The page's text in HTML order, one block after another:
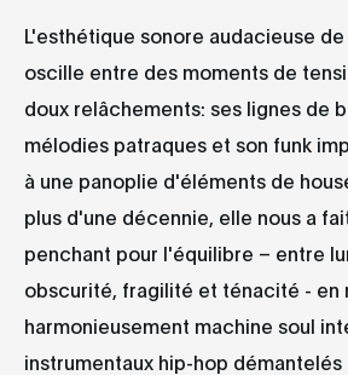
L'esthétique sonore audacieuse
oscille entre des moments de
doux relâchements: ses lignes de
mélodies patraques et son funk
à une panoplie d'éléments de
plus d'une décennie, elle nous a
penchant pour l'équilibre – entre
obscurité, fragilité et ténacité - en
harmonieusement machine soul
instrumentaux hip-hop démantelés